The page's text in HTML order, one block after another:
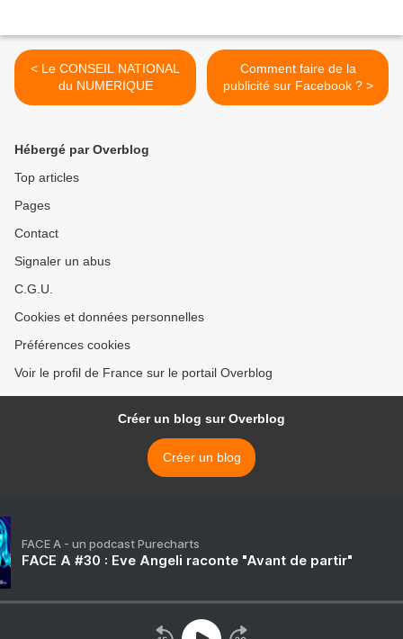
< Le CONSEIL NATIONAL
du NUMERIQUE
Comment faire de la
publicité sur Facebook ? >
Hébergé par Overblog
Top articles
Pages
Contact
Signaler un abus
C.G.U.
Cookies et données personnelles
Préférences cookies
Voir le profil de France sur le portail Overblog
Créer un blog sur Overblog
Créer un blog
FACE A - un podcast Purecharts
FACE A #30 : Eve Angeli raconte "Avant de partir"